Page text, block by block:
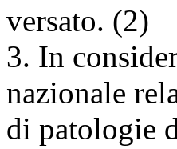
versato. (2)
3. In
nazionale
di patologie